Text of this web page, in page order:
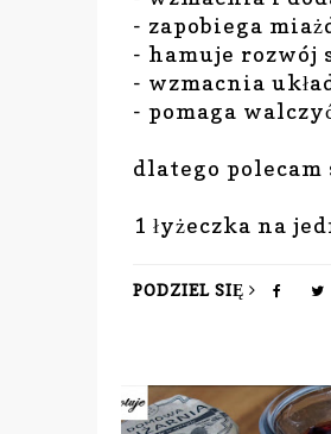
- zapobiega
- hamuje rozwój
- wzmacnia
- pomaga
dlatego
1 łyżeczka na
PODZIEL SIĘ